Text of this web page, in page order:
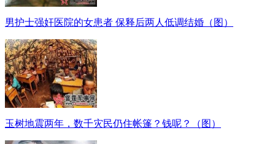
男护士强奸医院的女患者 保释后两人低调结婚（图）
玉树地震两年，数千灾民仍住帐篷？钱呢？（图）